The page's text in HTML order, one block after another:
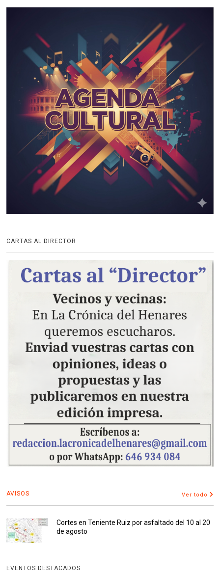
CARTAS AL DIRECTOR
AVISOS Ver todo
Cortes en Teniente Ruiz por asfaltado del 10 al 20
de agosto
EVENTOS DESTACADOS